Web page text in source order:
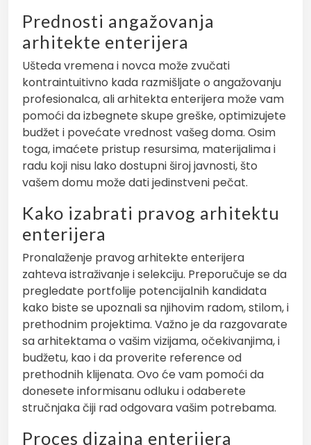
Prednosti angažovanja
arhitekte enterijera
Ušteda vremena i novca može zvučati
kontraintuitivno kada razmišljate o angažovanju
profesionalca, ali arhitekta enterijera može vam
pomoći da izbegnete skupe greške, optimizujete
budžet i povećate vrednost vašeg doma. Osim
toga, imaćete pristup resursima, materijalima i
radu koji nisu lako dostupni široj javnosti, što
vašem domu može dati jedinstveni pečat.
Kako izabrati pravog arhitektu
enterijera
Pronalaženje pravog arhitekte enterijera
zahteva istraživanje i selekciju. Preporučuje se da
pregledate portfolije potencijalnih kandidata
kako biste se upoznali sa njihovim radom, stilom, i
prethodnim projektima. Važno je da razgovarate
sa arhitektama o vašim vizijama, očekivanjima, i
budžetu, kao i da proverite reference od
prethodnih klijenata. Ovo će vam pomoći da
donesete informisanu odluku i odaberete
stručnjaka čiji rad odgovara vašim potrebama.
Proces dizajna enterijera